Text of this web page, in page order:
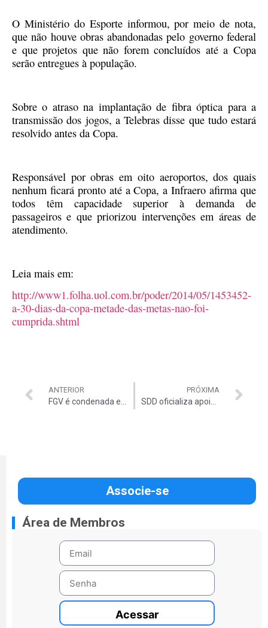
O Ministério do Esporte informou, por meio de nota,
que não houve obras abandonadas pelo governo federal
e que projetos que não forem concluídos até a Copa
serão entregues à população.
Sobre o atraso na implantação de fibra óptica para a
transmissão dos jogos, a Telebras disse que tudo estará
resolvido antes da Copa.
Responsável por obras em oito aeroportos, dos quais
nenhum ficará pronto até a Copa, a Infraero afirma que
todos têm capacidade superior à demanda de
passageiros e que priorizou intervenções em áreas de
atendimento.
Leia mais em:
http://www1.folha.uol.com.br/poder/2014/05/1453452-
a-30-dias-da-copa-metade-das-metas-nao-foi-
cumprida.shtml
ANTERIOR PRÓXIMA
Associe-se
Área de Membros
Acessar